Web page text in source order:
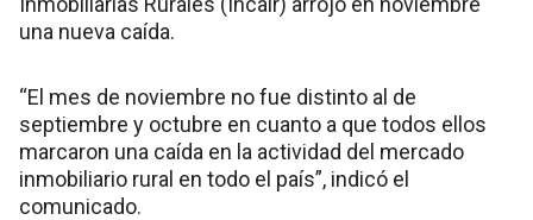
una nueva caída.
“El mes de noviembre no fue distinto al de
septiembre y octubre en cuanto a que todos ellos
marcaron una caída en la actividad del mercado
inmobiliario rural en todo el país”, indicó el
comunicado.